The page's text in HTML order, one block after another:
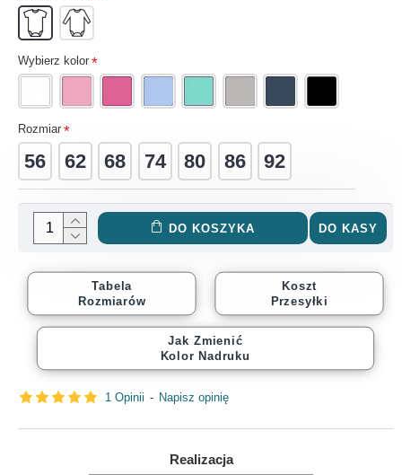
1 Opinii - Napisz opinię
Wybierz kolor
Rozmiar
56 62 68 74 80 86 92
DO KOSZYKA DO KASY
Tabela
Rozmiarów
Koszt
Przesyłki
Jak Zmienić
Kolor Nadruku
Realizacja